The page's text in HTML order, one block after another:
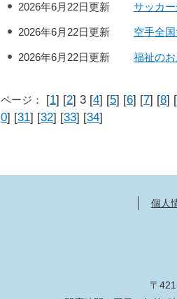
2026年6月22日更新 サッカ
2026年6月22日更新 空手全
2026年6月22日更新 福祉の
ページ： [1] [2] 3 [4] [5] [6] [7] [8] [
0] [31] [32] [33] [34]
個人
〒